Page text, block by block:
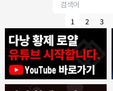
1 2 3